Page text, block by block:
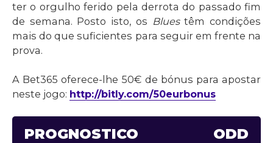
ter o orgulho ferido pela derrota do passado fim
de semana. Posto isto, os Bluestêm condições
mais do que suficientes para seguir em frente na
prova.
A Bet365 oferece-lhe 50€ de bónus para apostar
neste jogo: http://bitly.com/50eurbonus
PROGNÓSTICO ODD